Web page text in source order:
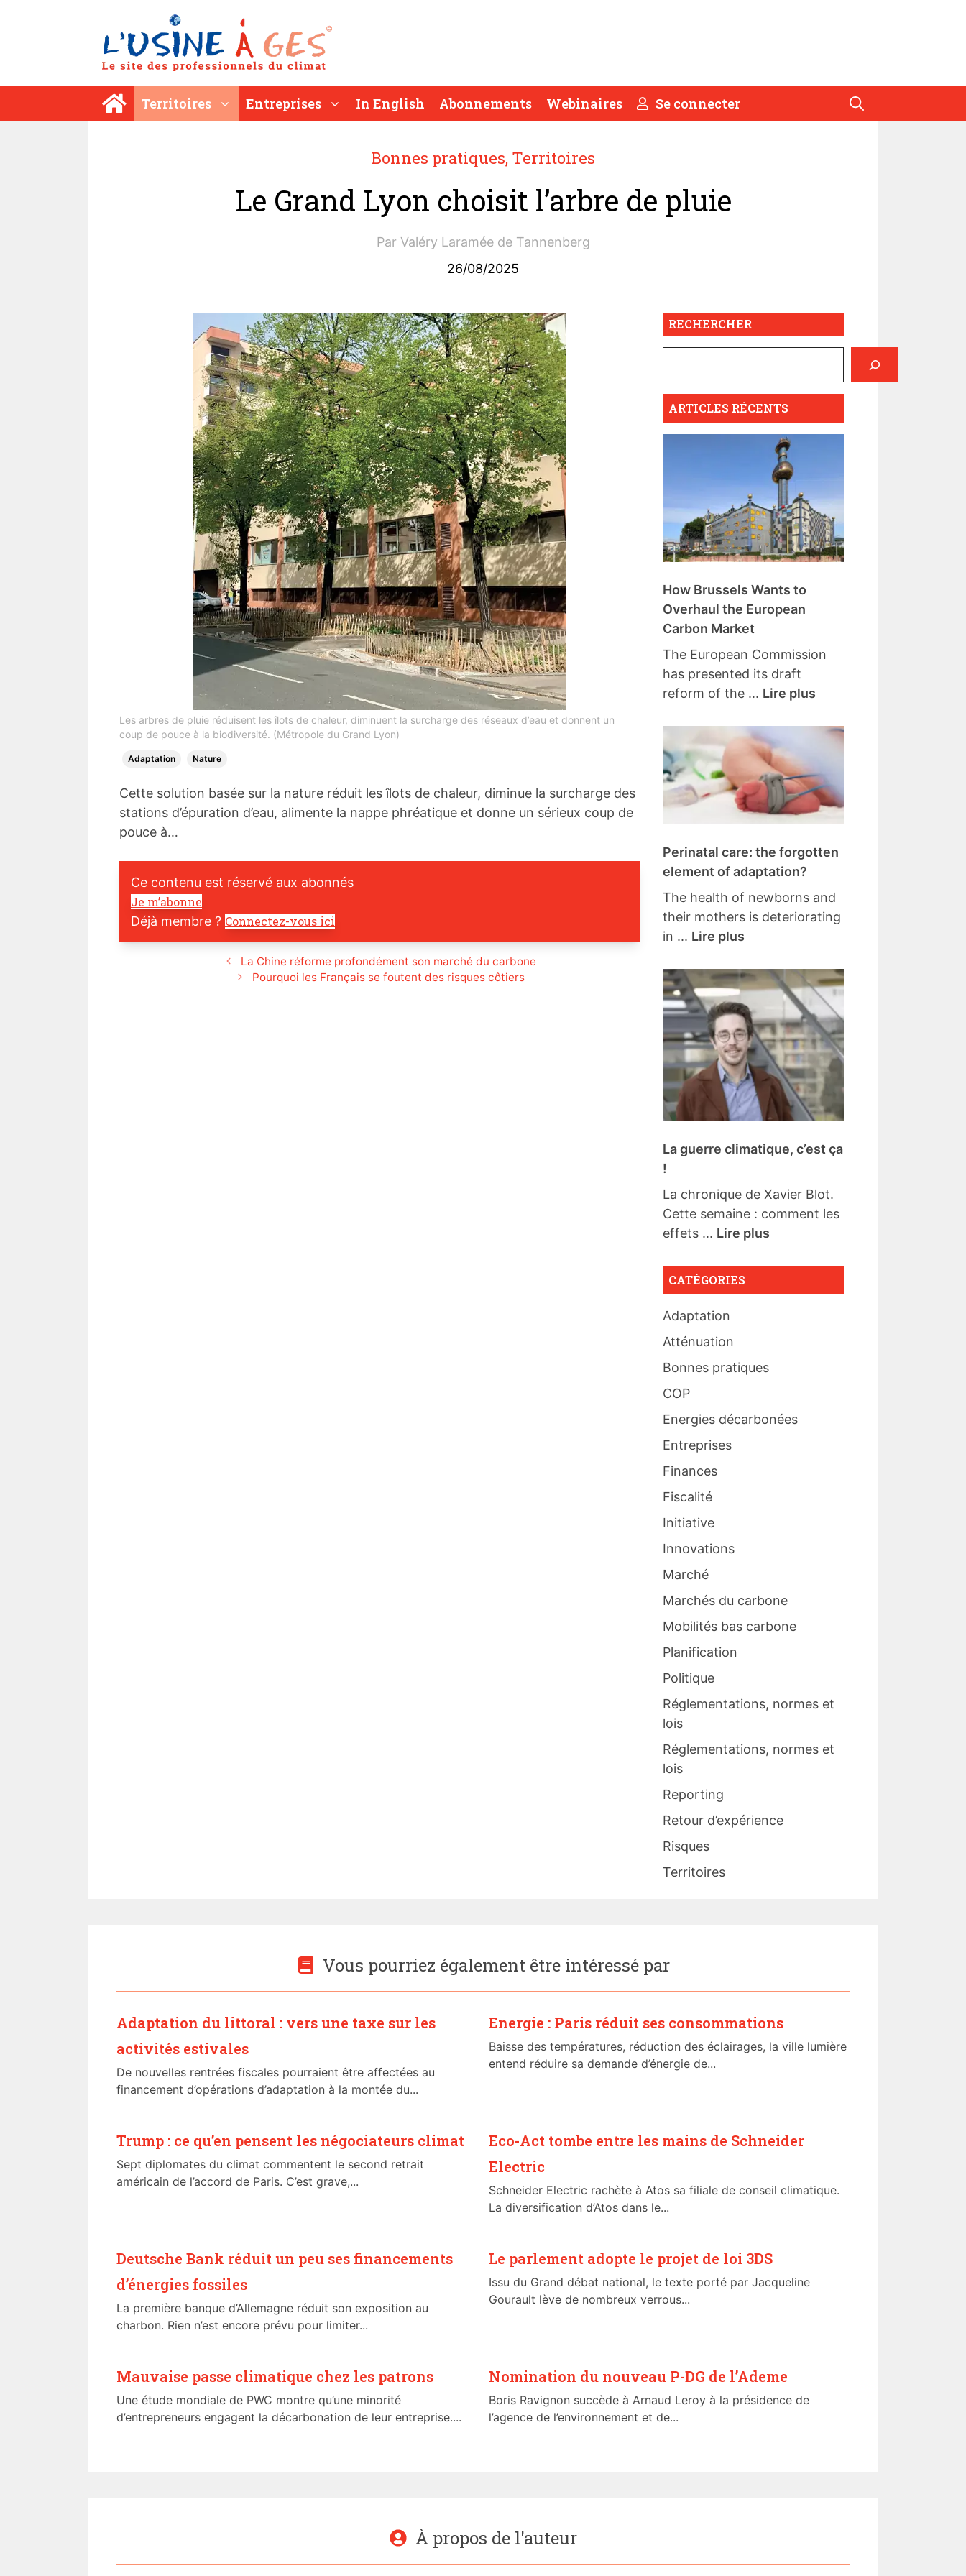
Territoires Entreprises In English Abonnements Webinaires Se connecter
Bonnes pratiques, Territoires
Le Grand Lyon choisit l’arbre de pluie
Par Valéry Laramée de Tannenberg
26/08/2025
Les arbres de pluie réduisent les îlots de chaleur, diminuent la surcharge des réseaux d’eau et donnent un
coup de pouce à la biodiversité. (Métropole du Grand Lyon)
Adaptation Nature
Cette solution basée sur la nature réduit les îlots de chaleur, diminue la surcharge des
stations d’épuration d’eau, alimente la nappe phréatique et donne un sérieux coup de
pouce à…
Ce contenu est réservé aux abonnés
Je m’abonne
Déjà membre ? Connectez-vous ici
La Chine réforme profondément son marché du carbone
Pourquoi les Français se foutent des risques côtiers
RECHERCHER
ARTICLES RÉCENTS
How Brussels Wants to
Overhaul the European
Carbon Market
The European Commission
has presented its draft
reform of the ... Lire plus
Perinatal care: the forgotten
element of adaptation?
The health of newborns and
their mothers is deteriorating
in ... Lire plus
La guerre climatique, c’est ça
!
La chronique de Xavier Blot.
Cette semaine : comment les
effets ... Lire plus
CATÉGORIES
Adaptation
Atténuation
Bonnes pratiques
COP
Energies décarbonées
Entreprises
Finances
Fiscalité
Initiative
Innovations
Marché
Marchés du carbone
Mobilités bas carbone
Planification
Politique
Réglementations, normes et
lois
Réglementations, normes et
lois
Reporting
Retour d’expérience
Risques
Territoires
Vous pourriez également être intéressé par
Adaptation du littoral : vers une taxe sur les
activités estivales
De nouvelles rentrées fiscales pourraient être affectées au
financement d’opérations d’adaptation à la montée du...
Energie : Paris réduit ses consommations
Baisse des températures, réduction des éclairages, la ville lumière
entend réduire sa demande d’énergie de...
Trump : ce qu’en pensent les négociateurs climat
Sept diplomates du climat commentent le second retrait
américain de l’accord de Paris. C’est grave,...
Eco-Act tombe entre les mains de Schneider
Electric
Schneider Electric rachète à Atos sa filiale de conseil climatique.
La diversification d’Atos dans le...
Deutsche Bank réduit un peu ses financements
d’énergies fossiles
La première banque d’Allemagne réduit son exposition au
charbon. Rien n’est encore prévu pour limiter...
Le parlement adopte le projet de loi 3DS
Issu du Grand débat national, le texte porté par Jacqueline
Gourault lève de nombreux verrous...
Mauvaise passe climatique chez les patrons
Une étude mondiale de PWC montre qu’une minorité
d’entrepreneurs engagent la décarbonation de leur entreprise....
Nomination du nouveau P-DG de l’Ademe
Boris Ravignon succède à Arnaud Leroy à la présidence de
l’agence de l’environnement et de...
À propos de l'auteur